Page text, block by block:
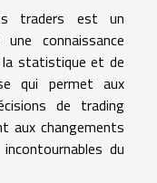
traders est un
connaissance
la statistique et de
qui permet aux
de trading
aux changements
du